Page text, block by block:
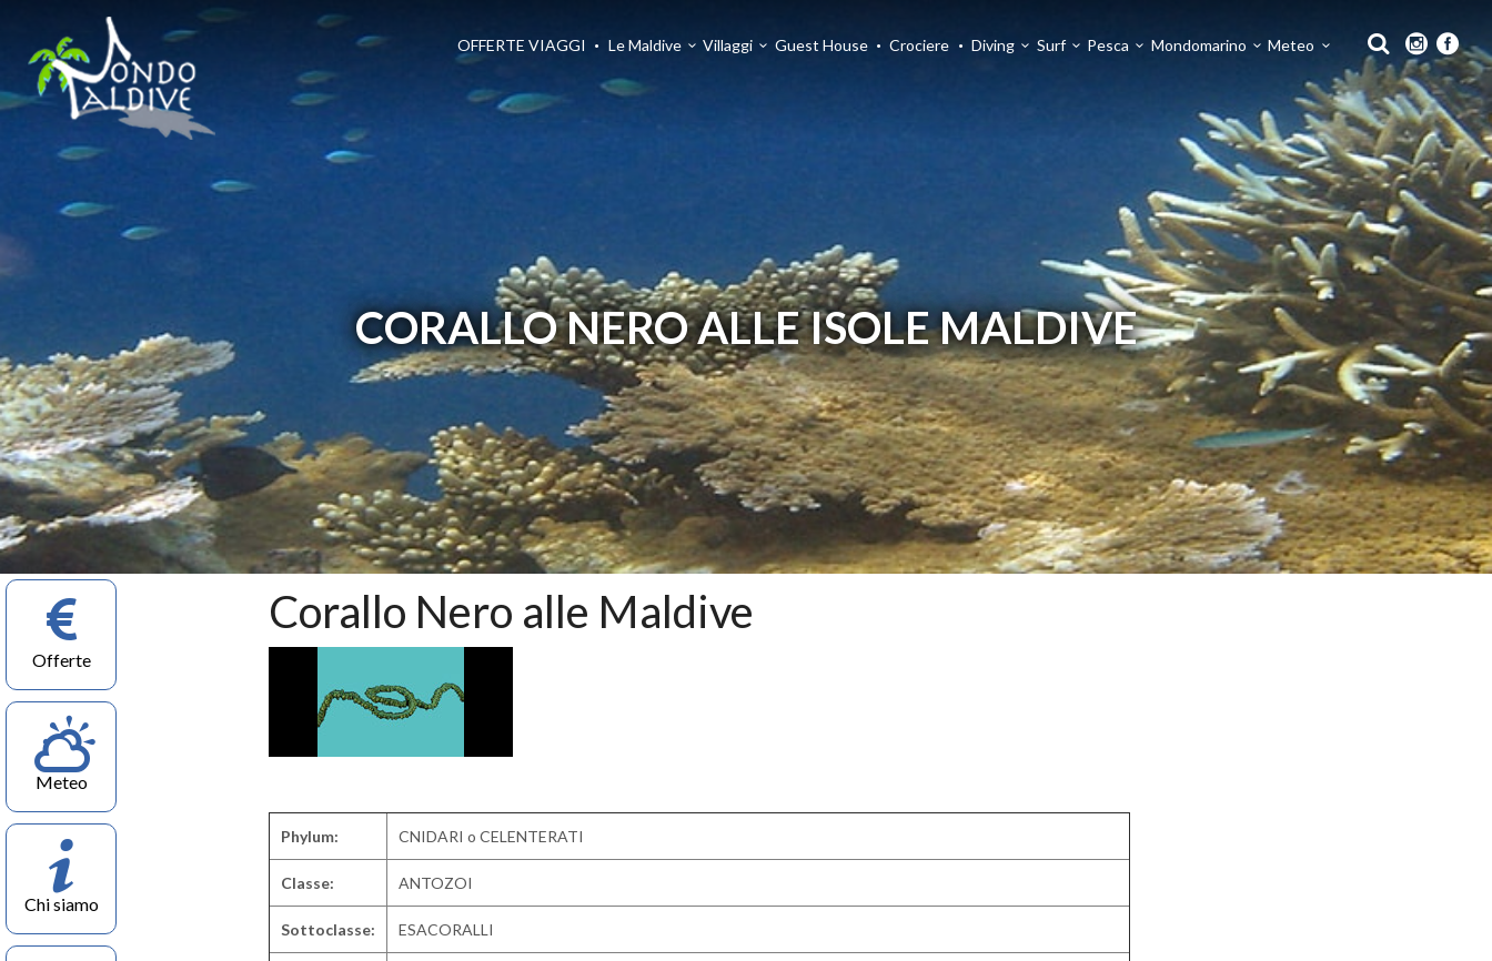
OFFERTE VIAGGI Le Maldive Villaggi Guest House Crociere Diving Surf Pesca Mondomarino Meteo
CORALLO NERO ALLE ISOLE MALDIVE
Offerte
Meteo
Chi siamo
Corallo Nero alle Maldive
Phylum: CNIDARI o CELENTERATI
Classe: ANTOZOI
Sottoclasse: ESACORALLI